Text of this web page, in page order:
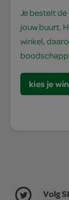
Je bestelt
jouw buurt.
winkel,
kies je
Volg